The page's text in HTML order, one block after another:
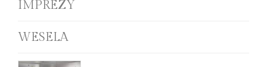
IMPREZY
WESELA